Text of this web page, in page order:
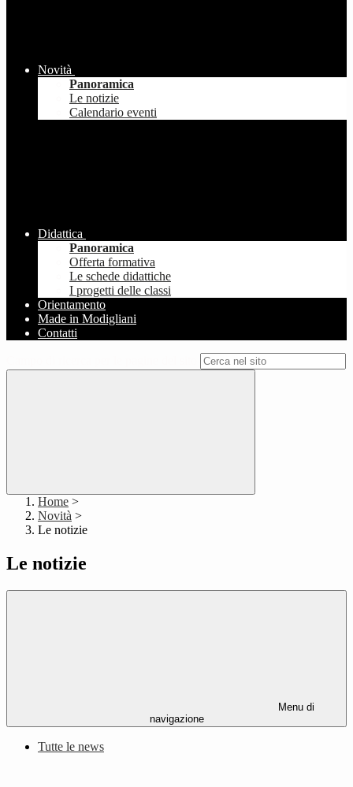
Novità
Panoramica
Le notizie
Calendario eventi
Didattica
Panoramica
Offerta formativa
Le schede didattiche
I progetti delle classi
Orientamento
Made in Modigliani
Contatti
Home >
Novità >
Le notizie
Le notizie
Menu di
navigazione
Tutte le news